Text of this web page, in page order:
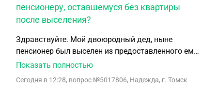
пенсионеру, оставшемуся без квартиры
после выселения?
Здравствуйте. Мой двоюродный дед, ныне
пенсионер был выселен из предоставленного ему
в соц найм жилья законно, исходя из решения
возможности снимать самостоятельно ( пенсия
Показать полностью
Сегодня в 12:28, вопрос №5017806, Надежда, г. Томск